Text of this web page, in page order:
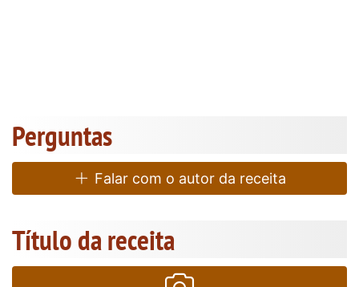
Perguntas
Falar com o autor da receita
Título da receita